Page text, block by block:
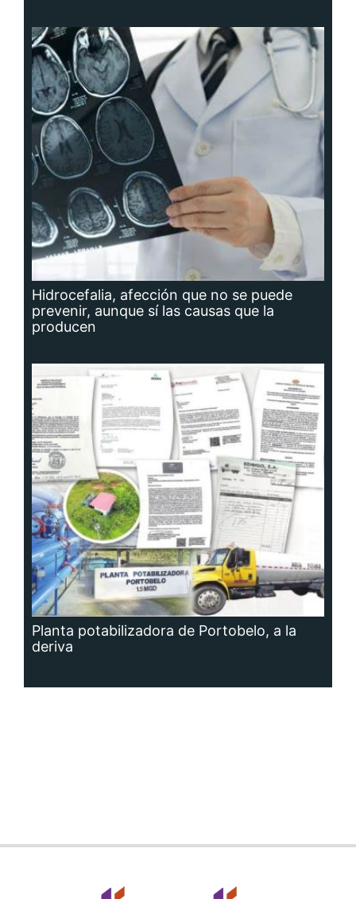
Hidrocefalia, afección que no se puede
prevenir, aunque sí las causas que la
producen
Planta potabilizadora de Portobelo, a la
deriva